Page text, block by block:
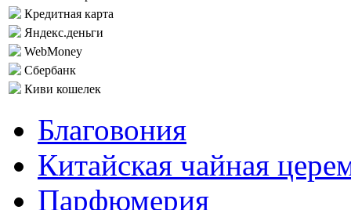
Кредитная карта
Яндекс.деньги
WebMoney
Сбербанк
Киви кошелек
Благовония
Китайская чайная
Парфюмерия